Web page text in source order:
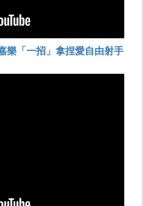
樂「一招」拿捏愛自由射手